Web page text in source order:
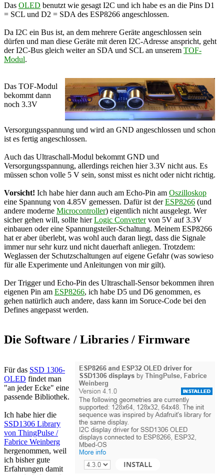
Das OLED benutzt wie gesagt I2C und ich habe es an die Pins D1
= SCL und D2 = SDA des ESP8266 angeschlossen.
Da I2C ein Bus ist, an dem mehrere Geräte angeschlossen sein
dürfen und man diese Geräte mit deren I2C-Adresse anspricht, geht
der I2C-Bus gleich weiter an SDA und SCL an unserem TOF-
Modul.
Das TOF-Modul
bekommt dann
noch 3.3V
Versorgungsspannung und wird an GND angeschlossen und schon
ist es fertig angeschlossen.
Auch das Ultraschall-Modul bekommt GND und
Versorgungsspannung, allerdings reichen hier 3.3V nicht aus. Es
müssen schon volle 5 V sein, sonst misst es nicht oder nicht richtig.
Vorsicht! Ich habe hier dann auch am Echo-Pin am Oszilloskop
eine Spannung von 4.85V gemessen. Dafür ist derESP8266 (und
andere moderne Microcontroller) eigentlich nicht ausgelegt. Wer
sicher gehen will, sollte hierLogic Convertervon 5V auf 3.3V
einbauen oder eine Spannungsteiler-Schaltung. Meinem ESP8266
hat er aber überlebt, was wohl auch daran liegt, dass die Signale
immer nur sehr kurz und nicht dauerhaft anliegen. Trotzdem:
Weglassen der Schutzschaltungen auf eigene Gefahr (was sowieso
für alle Experimente und Anleitungen von mir gilt).
Der Trigger und Echo-Pin des Ultraschall-Sensor bekommen ihren
eigenen Pin am ESP8266, ich habe D5 und D6 genommen, es
gehen natürlich auch andere, dass kann im Soruce-Code bei den
Defines angepasst werden.
Die Software / Libraries / Firmware
Für das SSD 1306-
OLED findet man
"an jeder Ecke" eine
passende Bibliothek.
Ich habe hier die
SSD1306 Library
von ThingPulse /
Fabrice Weinberg
hergenommen, weil
ich bisher gute
Erfahrungen damit